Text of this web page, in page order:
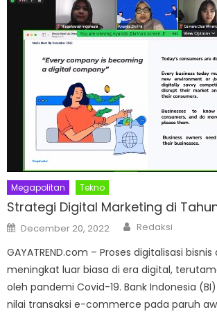
Megapolitan Tekno
Strategi Digital Marketing di
Posted
on
December 20, 2022 Author
Redaksi
GAYATREND.com – Proses digitalisasi bisnis
meningkat luar biasa di era digital,
oleh pandemi Covid-19. Bank Indonesia
nilai transaksi e-commerce pada paruh